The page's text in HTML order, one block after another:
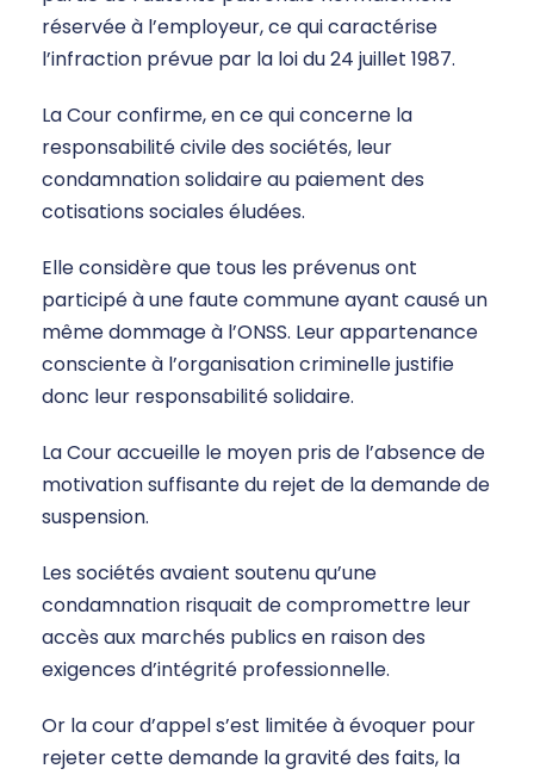
réservée à l’employeur, ce qui caractérise
l’infraction prévue par la loi du 24 juillet 1987.
La Cour confirme, en ce qui concerne la
responsabilité civile des sociétés, leur
condamnation solidaire au paiement des
cotisations sociales éludées.
Elle considère que tous les prévenus ont
participé à une faute commune ayant causé un
même dommage à l’ONSS. Leur appartenance
consciente à l’organisation criminelle justifie
donc leur responsabilité solidaire.
La Cour accueille le moyen pris de l’absence de
motivation suffisante du rejet de la demande de
suspension.
Les sociétés avaient soutenu qu’une
condamnation risquait de compromettre leur
accès aux marchés publics en raison des
exigences d’intégrité professionnelle.
Or la cour d’appel s’est limitée à évoquer pour
rejeter cette demande la gravité des faits, la